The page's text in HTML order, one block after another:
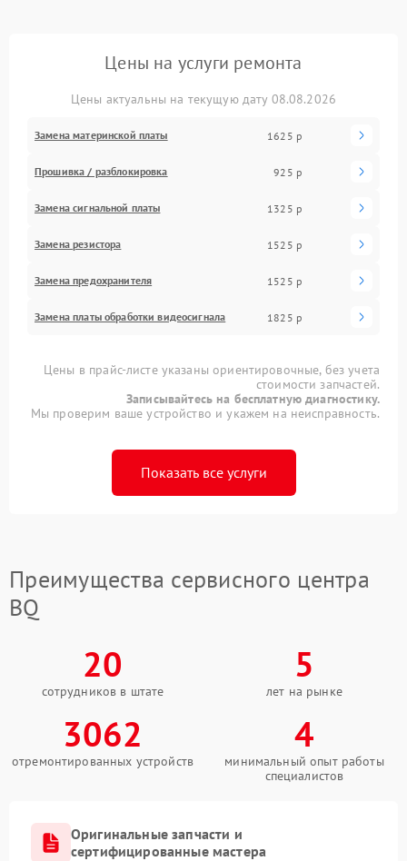
Цены на услуги ремонта
Цены актуальны на текущую дату 08.08.2026
Замена материнской платы 1625 р
Прошивка / разблокировка 925 р
Замена сигнальной платы 1325 р
Замена резистора 1525 р
Замена предохранителя 1525 р
Замена платы обработки видеосигнала 1825 р
Цены в прайс-листе указаны ориентировочные, без учета
стоимости запчастей.
Записывайтесь на бесплатную диагностику.
Мы проверим ваше устройство и укажем на неисправность.
Показать все услуги
Преимущества сервисного центра
BQ
20
сотрудников в штате
5
лет на рынке
3062
отремонтированных устройств
4
минимальный опыт работы
специалистов
Оригинальные запчасти и
сертифицированные мастера